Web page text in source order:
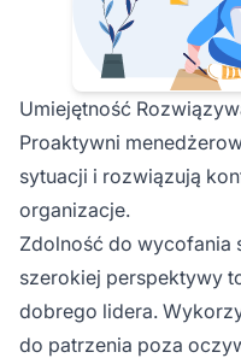
Umiejętność
Proaktywni
sytuacji i rozwiązują
organizacje.
Zdolność do wycofania
szerokiej perspektywy
dobrego lidera.
do patrzenia poza